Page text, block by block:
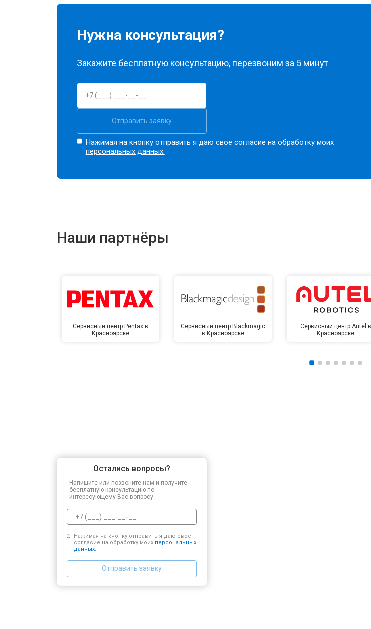
Нужна консультация?
Закажите бесплатную консультацию, перезвоним за 5 минут
Отправить заявку
Нажимая на кнопку отправить я даю свое согласие на обработку моих
персональных данных.
Наши партнёры
Сервисный центр Pentax в
Красноярске
Сервисный центр Blackmagic
в Красноярске
Сервисный центр Autel в
Красноярске
Остались вопросы?
Напишите или позвоните нам и получите
бесплатную консультацию по
интересующему Вас вопросу.
Нажимая на кнопку отправить я даю свое
согласие на обработку моих персональных
данных.
Отправить заявку